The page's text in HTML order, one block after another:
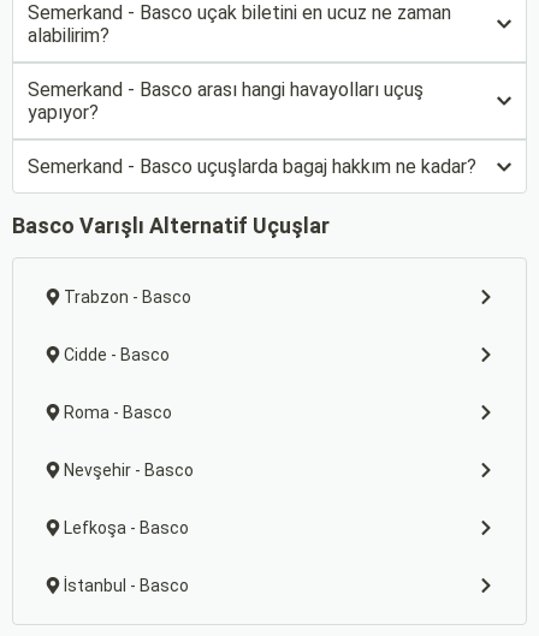
Semerkand - Basco uçak biletini en ucuz ne zaman
alabilirim?
Semerkand - Basco arası hangi havayolları uçuş
yapıyor?
Semerkand - Basco uçuşlarda bagaj hakkım ne kadar?
Basco Varışlı Alternatif Uçuşlar
Trabzon - Basco
Cidde - Basco
Roma - Basco
Nevşehir - Basco
Lefkoşa - Basco
İstanbul - Basco